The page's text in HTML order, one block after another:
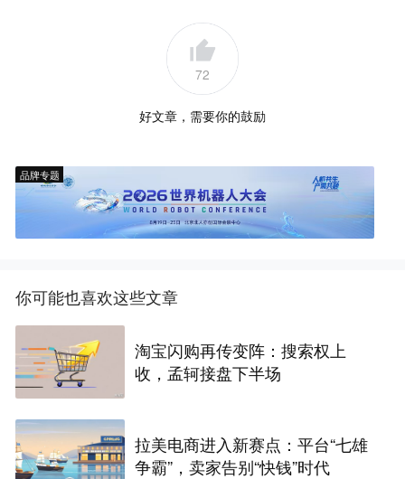
72
好文章，需要你的鼓励
品牌专题
你可能也喜欢这些文章
淘宝闪购再传变阵：搜索权上
收，孟轲接盘下半场
拉美电商进入新赛点：平台“七雄
争霸”，卖家告别“快钱”时代